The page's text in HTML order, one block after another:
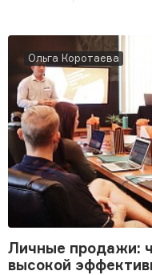
Ольга Коротаева
Личные продажи:
высокой